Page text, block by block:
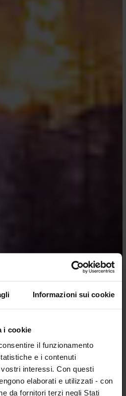
Informazioni sui cookie
i cookie
il funzionamento
e i contenuti
interessi. Con questi
elaborati e utilizzati - con
da fornitori terzi negli Stati